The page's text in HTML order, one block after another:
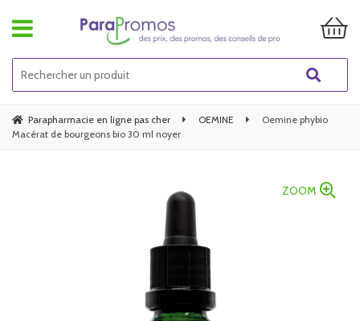
Parapharmacie en ligne pas cher OEMINE
Oemine phybio
Macérat de bourgeons bio 30 ml noyer
ZOOM